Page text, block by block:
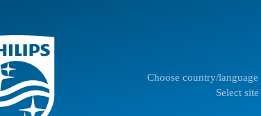
Choose country/language
Select site